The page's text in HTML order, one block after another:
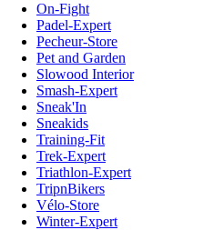
On-Fight
Padel-Expert
Pecheur-Store
Pet and Garden
Slowood Interior
Smash-Expert
Sneak'In
Sneakids
Training-Fit
Trek-Expert
Triathlon-Expert
TripnBikers
Vélo-Store
Winter-Expert